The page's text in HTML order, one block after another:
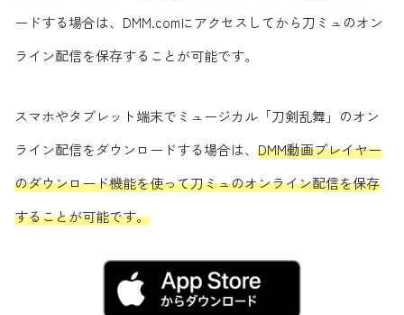
ードする場合は、DMM.comにアクセスしてから刀ミュのオン
ライン配信を保存することが可能です。
スマホやタブレット端末でミュージカル「刀剣乱舞」のオン
ライン配信をダウンロードする場合は、 DMM動画プレイヤー
のダウンロード機能を使って刀ミュのオンライン配信を保存
することが可能です。